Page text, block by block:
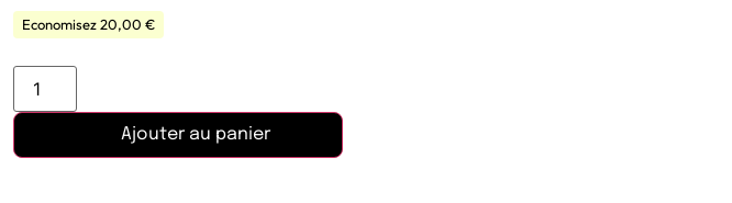
Economisez20,00 €
Ajouter au panier